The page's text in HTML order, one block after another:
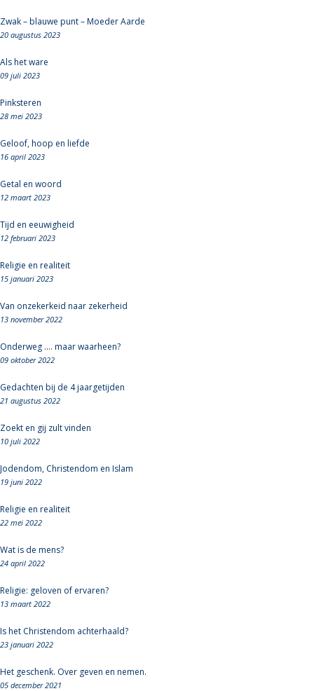
Zwak – blauwe punt – Moeder Aarde
20 augustus 2023
Als het ware
09 juli 2023
Pinksteren
28 mei 2023
Geloof, hoop en liefde
16 april 2023
Getal en woord
12 maart 2023
Tijd en eeuwigheid
12 februari 2023
Religie en realiteit
15 januari 2023
Van onzekerkeid naar zekerheid
13 november 2022
Onderweg .... maar waarheen?
09 oktober 2022
Gedachten bij de 4 jaargetijden
21 augustus 2022
Zoekt en gij zult vinden
10 juli 2022
Jodendom, Christendom en Islam
19 juni 2022
Religie en realiteit
22 mei 2022
Wat is de mens?
24 april 2022
Religie: geloven of ervaren?
13 maart 2022
Is het Christendom achterhaald?
23 januari 2022
Het geschenk. Over geven en nemen.
05 december 2021